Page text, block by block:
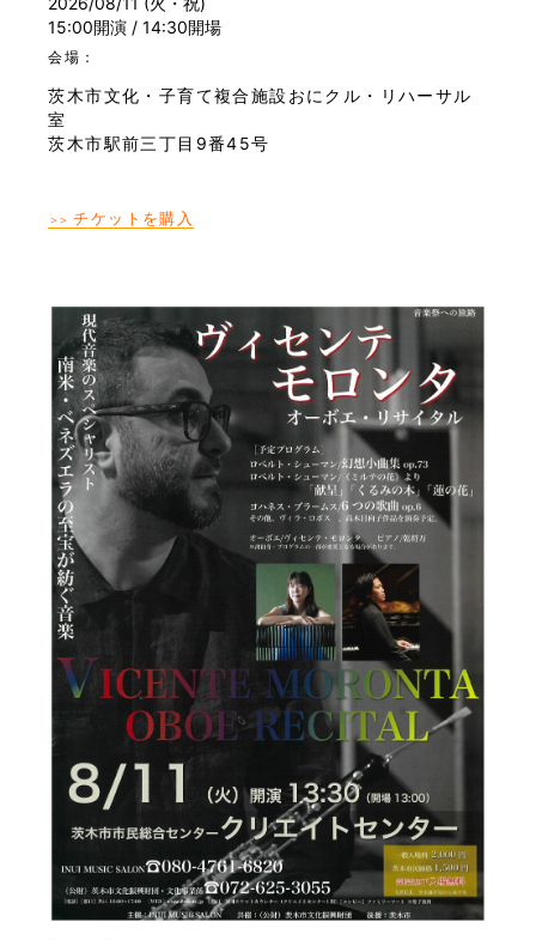
15:00開演 / 14:30開場
会場：
茨木市文化・子育て複合施設おにクル・リハーサル
室
茨木市駅前三丁目9番45号
＞＞ チケットを購入